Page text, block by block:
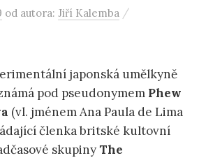
od autora: Jiří Kalemba /
japonská umělkyně
pod pseudonymem Phew
(vl. jménem Ana Paula de Lima
členka britské kultovní
skupinyThe